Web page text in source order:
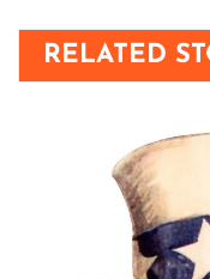
RELATED